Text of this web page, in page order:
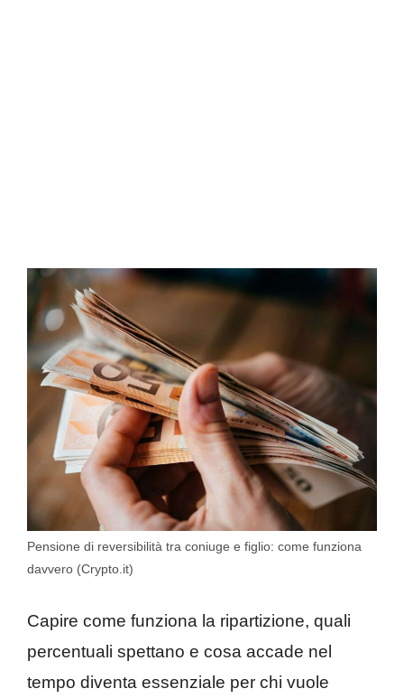
Pensione di reversibilità tra coniuge e figlio: come funziona
davvero (Crypto.it)
Capire come funziona la ripartizione, quali
percentuali spettano e cosa accade nel
tempo diventa essenziale per chi vuole